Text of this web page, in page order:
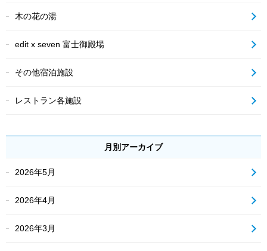
木の花の湯
edit x seven 富士御殿場
その他宿泊施設
レストラン各施設
月別アーカイブ
2026年5月
2026年4月
2026年3月